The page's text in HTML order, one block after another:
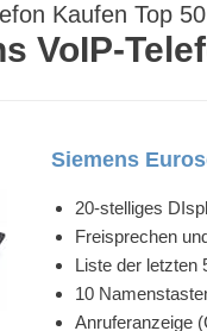
Kaufen Top
VoIP-
Siemens
20-stelliges
Freisprechen
Liste der letzten
10
Anruferanzeige